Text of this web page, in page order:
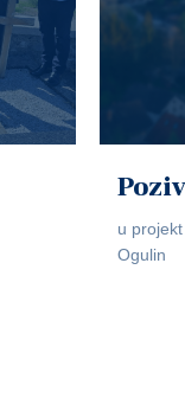
u
Ogulin